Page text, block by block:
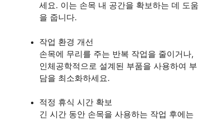
세요. 이는 손목 내 공간을 확보하는 데 도움
을 줍니다.
작업 환경 개선
손목에 무리를 주는 반복 작업을 줄이거나,
인체공학적으로 설계된 부품을 사용하여 부
담을 최소화하세요.
적정 휴식 시간 확보
긴 시간 동안 손목을 사용하는 작업 후에는